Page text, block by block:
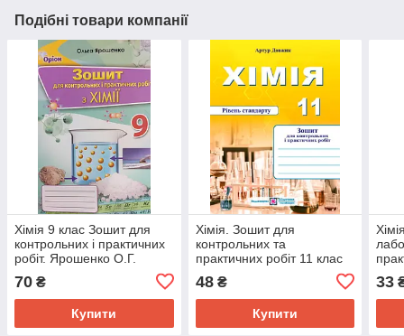
Подібні товари компанії
Хімія 9 клас Зошит для
контрольних і практичних
робіт. Ярошенко О.Г.
70 ₴
Купити
Хімія. Зошит для
контрольних та
практичних робіт 11 клас
рівень Стандарту. Довжик
А.
48₴
Купити
33